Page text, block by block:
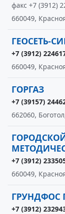
факс +7 (3912)
660049,
ГЕОСЕТЬ-
+7 (3912)
660049,
ГОРГАЗ
+7 (39157)
662060,
+7 (3912)
660049,
ГРУНДФОС
+7 (3912)